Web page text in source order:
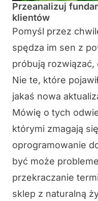
Przeanalizuj
klientów
Pomyśl przez
spędza im sen z
próbują rozwiązać,
Nie te, które
jakaś nowa
Mówię o tych
którymi zmagają
oprogramowanie
być może
przekraczanie
sklep z naturalną